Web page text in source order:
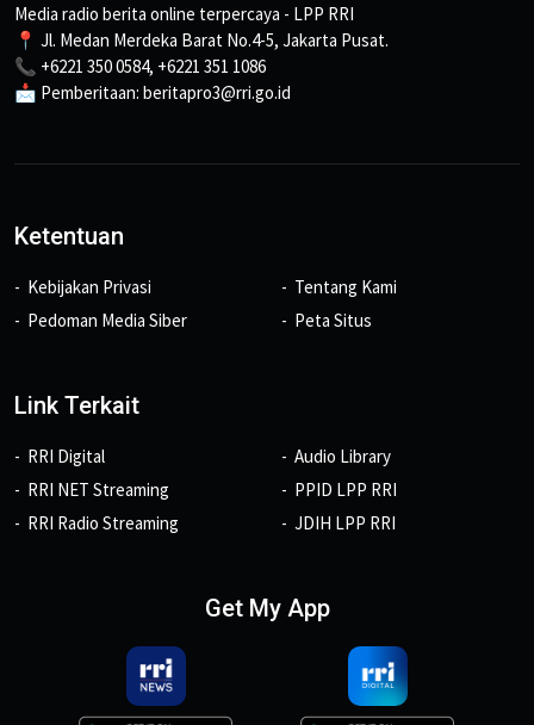
Media radio berita online terpercaya - LPP RRI
📍 Jl. Medan Merdeka Barat No.4-5, Jakarta Pusat.
📞 +6221 350 0584, +6221 351 1086
📩 Pemberitaan: beritapro3@rri.go.id
Ketentuan
Kebijakan Privasi
Pedoman Media Siber
Tentang Kami
Peta Situs
Link Terkait
RRI Digital
RRI NET Streaming
RRI Radio Streaming
Audio Library
PPID LPP RRI
JDIH LPP RRI
Get My App